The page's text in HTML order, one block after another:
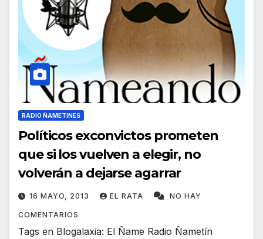
RADIO ÑAMETINES
Políticos exconvictos prometen
que si los vuelven a elegir, no
volverán a dejarse agarrar
16 MAYO, 2013 EL RATA NO HAY
COMENTARIOS
Tags en Blogalaxia: El Ñame Radio Ñametín